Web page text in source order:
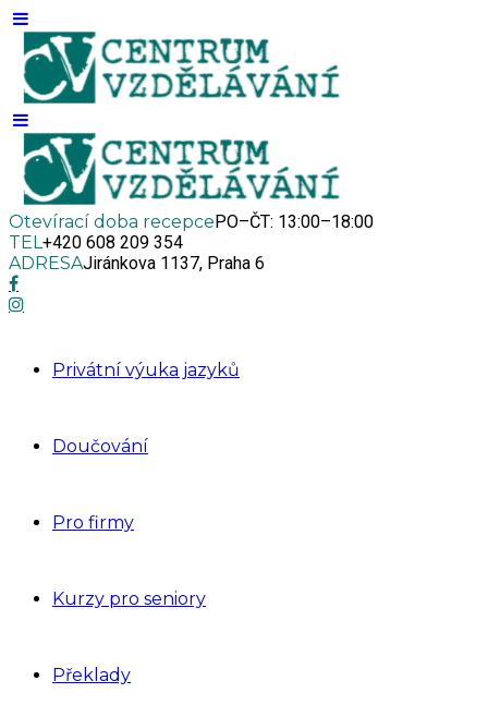
Otevírací doba recepcePO–ČT: 13:00–18:00
TEL+420 608 209 354
ADRESAJiránkova 1137, Praha 6
Privátní výuka jazyků
Doučování
Pro firmy
Kurzy pro seniory
Překlady